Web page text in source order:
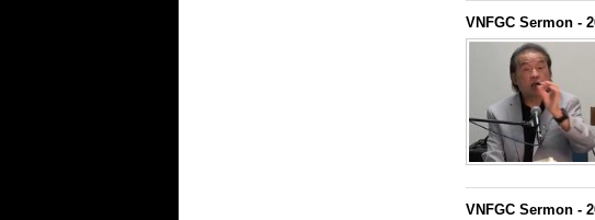
VNFGC Sermon -
VNFGC Sermon -